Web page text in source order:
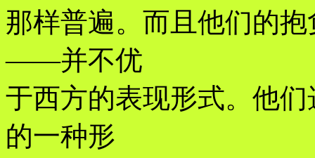
那样普遍。而且他们的
——并不优
于西方的表现形式。他
的一种形